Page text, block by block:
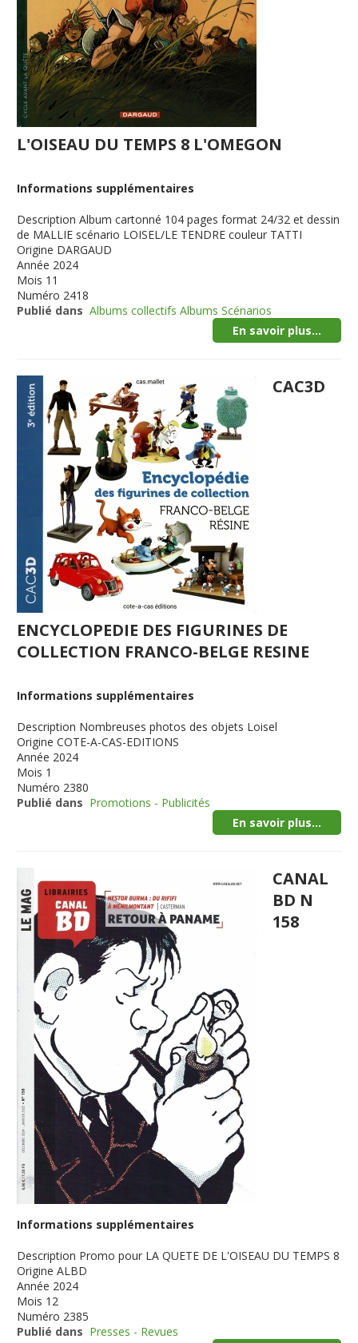
L'OISEAU DU TEMPS 8 L'OMEGON
Informations supplémentaires
Description Album cartonné 104 pages format 24/32 et dessin
de MALLIE scénario LOISEL/LE TENDRE couleur TATTI
Origine DARGAUD
Année 2024
Mois 11
Numéro 2418
Publié dans Albums collectifs Albums Scénarios
En savoir plus...
CAC3D
ENCYCLOPEDIE DES FIGURINES DE
COLLECTION FRANCO-BELGE RESINE
Informations supplémentaires
Description Nombreuses photos des objets Loisel
Origine COTE-A-CAS-EDITIONS
Année 2024
Mois 1
Numéro 2380
Publié dans Promotions - Publicités
En savoir plus...
CANAL
BD N
158
Informations supplémentaires
Description Promo pour LA QUETE DE L'OISEAU DU TEMPS 8
Origine ALBD
Année 2024
Mois 12
Numéro 2385
Publié dans Presses - Revues